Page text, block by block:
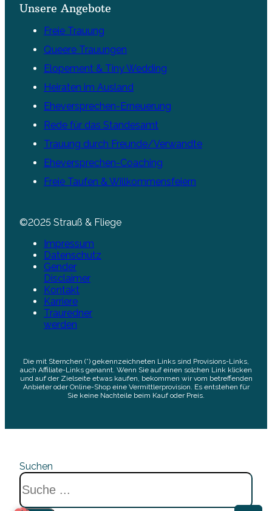
Unsere Angebote
Freie Trauung
Queere Trauungen
Elopement & Tiny Wedding
Heiraten im Ausland
Eheversprechen-Erneuerung
Rede für das Standesamt
Trauung durch Freunde/Verwandte
Eheversprechen-Coaching
Freie Taufen & Willkommensfeiern
©2025 Strauß & Fliege
Impressum
Datenschutz
Gender
Disclaimer
Kontakt
Karriere
Trauredner
werden
Die mit Sternchen (*) gekennzeichneten Links sind Provisions-Links,
auch Affiliate-Links genannt. Wenn Sie auf einen solchen Link klicken
und auf der Zielseite etwas kaufen, bekommen wir vom betreffenden
Anbieter oder Online-Shop eine Vermittlerprovision. Es entstehen für
Sie keine Nachteile beim Kauf oder Preis.
Suchen